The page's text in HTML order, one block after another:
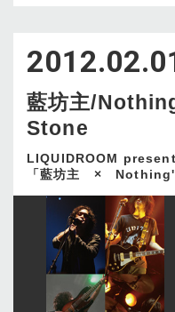
2
3 4
16
17 18
23
30
31
藍坊主/
Stone
LIQUIDROOM
「藍坊主 ×